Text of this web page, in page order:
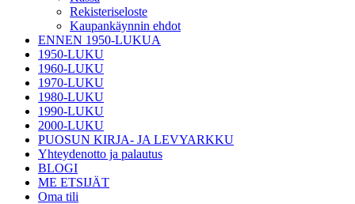
Rekisteriseloste
Kaupankäynnin ehdot
ENNEN 1950-LUKUA
1950-LUKU
1960-LUKU
1970-LUKU
1980-LUKU
1990-LUKU
2000-LUKU
PUOSUN KIRJA- JA LEVYARKKU
Yhteydenotto ja palautus
BLOGI
ME ETSIJÄT
Oma tili